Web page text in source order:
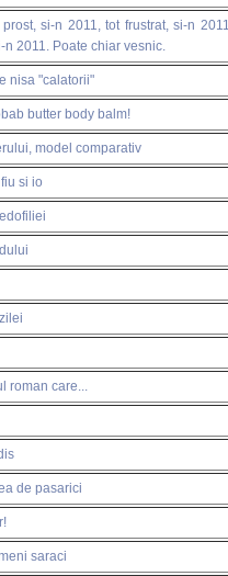
si-n 2011, tot frustrat, si-n 2011,
n 2011. Poate chiar vesnic.
nisa "calatorii"
butter body balm!
model comparativ
si io
roman care...
de pasarici
saraci